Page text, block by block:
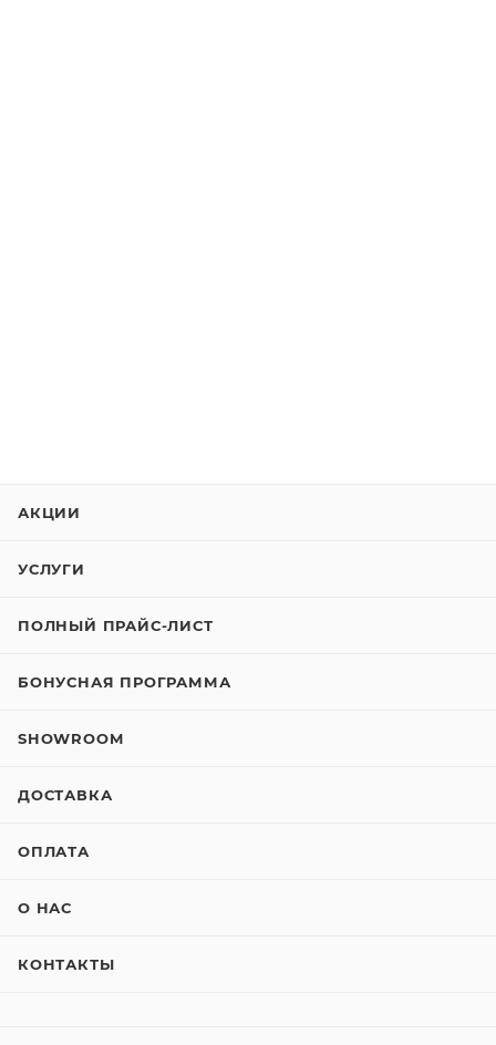
АКЦИИ
УСЛУГИ
ПОЛНЫЙ ПРАЙС-ЛИСТ
БОНУСНАЯ ПРОГРАММА
SHOWROOM
ДОСТАВКА
ОПЛАТА
О НАС
КОНТАКТЫ